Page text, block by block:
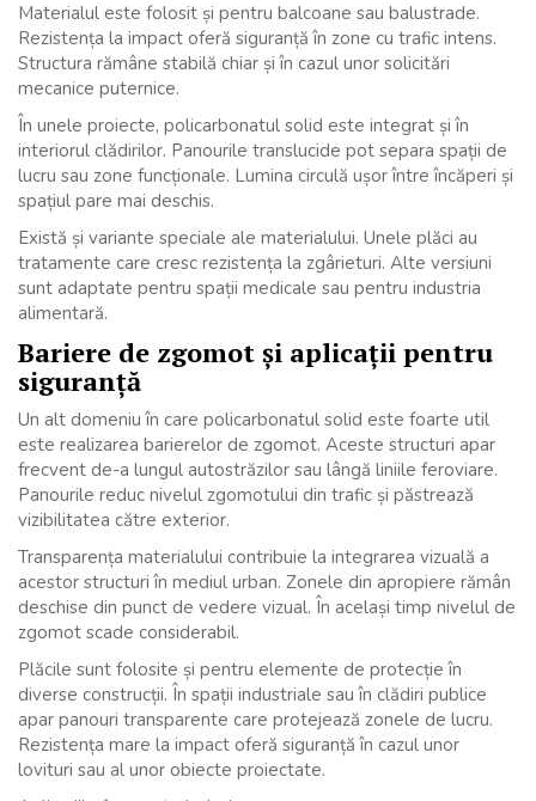
Materialul este folosit și pentru balcoane sau balustrade.
Rezistența la impact oferă siguranță în zone cu trafic intens.
Structura rămâne stabilă chiar și în cazul unor solicitări
mecanice puternice.
În unele proiecte, policarbonatul solid este integrat și în
interiorul clădirilor. Panourile translucide pot separa spații de
lucru sau zone funcționale. Lumina circulă ușor între încăperi și
spațiul pare mai deschis.
Există și variante speciale ale materialului. Unele plăci au
tratamente care cresc rezistența la zgârieturi. Alte versiuni
sunt adaptate pentru spații medicale sau pentru industria
alimentară.
Bariere de zgomot și aplicații pentru
siguranță
Un alt domeniu în care policarbonatul solid este foarte util
este realizarea barierelor de zgomot. Aceste structuri apar
frecvent de-a lungul autostrăzilor sau lângă liniile feroviare.
Panourile reduc nivelul zgomotului din trafic și păstrează
vizibilitatea către exterior.
Transparența materialului contribuie la integrarea vizuală a
acestor structuri în mediul urban. Zonele din apropiere rămân
deschise din punct de vedere vizual. În același timp nivelul de
zgomot scade considerabil.
Plăcile sunt folosite și pentru elemente de protecție în
diverse construcții. În spații industriale sau în clădiri publice
apar panouri transparente care protejează zonele de lucru.
Rezistența mare la impact oferă siguranță în cazul unor
lovituri sau al unor obiecte proiectate.